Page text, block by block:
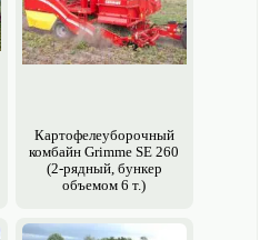
Картофеле­уборочный
комбайн Grimme SE 260
(2-рядный, бункер
объемом 6 т.)